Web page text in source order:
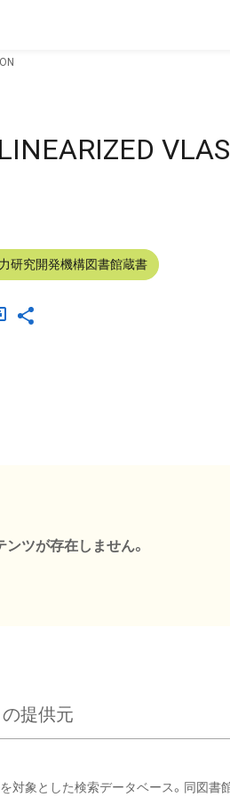
研究開発機構図書館蔵書
ツが存在しません。
提供元
対象とした検索データベース。同図書